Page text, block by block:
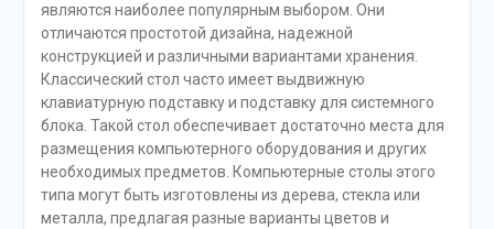
являются наиболее популярным выбором. Они
отличаются простотой дизайна, надежной
конструкцией и различными вариантами хранения.
Классический стол часто имеет выдвижную
клавиатурную подставку и подставку для системного
блока. Такой стол обеспечивает достаточно места для
размещения компьютерного оборудования и других
необходимых предметов. Компьютерные столы этого
типа могут быть изготовлены из дерева, стекла или
металла, предлагая разные варианты цветов и